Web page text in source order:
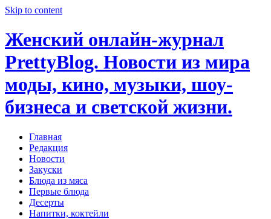
Skip to content
Женский онлайн-журнал
PrettyBlog. Новости из мира
моды, кино, музыки, шоу-
бизнеса и светской жизни.
Главная
Редакция
Новости
Закуски
Блюда из мяса
Первые блюда
Десерты
Напитки, коктейли